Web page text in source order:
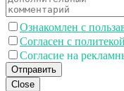
Ознакомлен с
Согласен с
Согласие на
Отправить
Close